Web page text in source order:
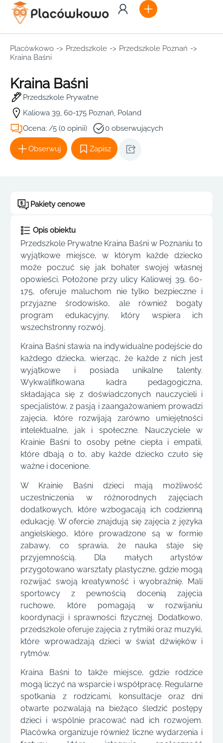
Placówkowo -> Przedszkole -> Przedszkole Poznań ->
Kraina Baśni
Kraina Baśni
Przedszkole Prywatne
Kaliowa 39, 60-175 Poznań, Poland
Ocena: /5 (0 opinii)
0 obserwujących
Obserwuj Zapisz
Pakiety cenowe
Opis obiektu
Przedszkole Prywatne Kraina Baśni w Poznaniu to
wyjątkowe miejsce, w którym każde dziecko
może poczuć się jak bohater swojej własnej
opowieści. Położone przy ulicy Kaliowej 39, 60-
175, oferuje maluchom nie tylko bezpieczne i
przyjazne środowisko, ale również bogaty
program edukacyjny, który wspiera ich
wszechstronny rozwój.
Kraina Baśni stawia na indywidualne podejście do
każdego dziecka, wierząc, że każde z nich jest
wyjątkowe i posiada unikalne talenty.
Wykwalifikowana kadra pedagogiczna,
składająca się z doświadczonych nauczycieli i
specjalistów, z pasją i zaangażowaniem prowadzi
zajęcia, które rozwijają zarówno umiejętności
intelektualne, jak i społeczne. Nauczyciele w
Krainie Baśni to osoby pełne ciepła i empatii,
które dbają o to, aby każde dziecko czuło się
ważne i docenione.
W Krainie Baśni dzieci mają możliwość
uczestniczenia w różnorodnych zajęciach
dodatkowych, które wzbogacają ich codzienną
edukację. W ofercie znajdują się zajęcia z języka
angielskiego, które prowadzone są w formie
zabawy, co sprawia, że nauka staje się
przyjemnością. Dla małych artystów
przygotowano warsztaty plastyczne, gdzie mogą
rozwijać swoją kreatywność i wyobraźnię. Mali
sportowcy z pewnością docenią zajęcia
ruchowe, które pomagają w rozwijaniu
koordynacji i sprawności fizycznej. Dodatkowo,
przedszkole oferuje zajęcia z rytmiki oraz muzyki,
które wprowadzają dzieci w świat dźwięków i
rytmów.
Kraina Baśni to także miejsce, gdzie rodzice
mogą liczyć na wsparcie i współpracę. Regularne
spotkania z rodzicami, konsultacje oraz dni
otwarte pozwalają na bieżąco śledzić postępy
dzieci i wspólnie pracować nad ich rozwojem.
Placówka organizuje również liczne wydarzenia i